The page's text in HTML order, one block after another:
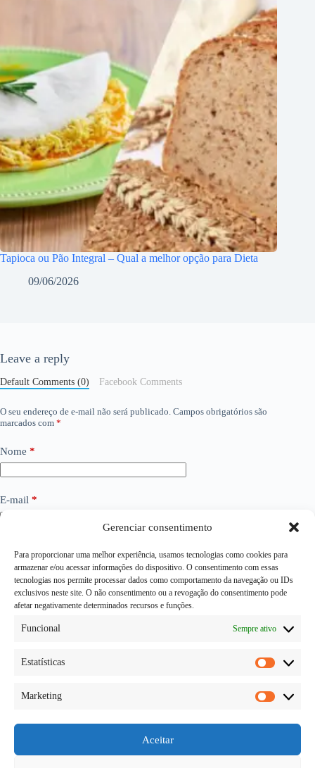
Gerenciar consentimento
Para proporcionar uma melhor experiência, usamos tecnologias como cookies para
armazenar e/ou acessar informações do dispositivo. O consentimento com essas
tecnologias nos permite processar dados como comportamento da navegação ou IDs
exclusivos neste site. O não consentimento ou a revogação do consentimento pode
afetar negativamente determinados recursos e funções.
Funcional Sempre ativo
Estatísticas
Marketing
Aceitar
Tapioca ou Pão Integral – Qual a melhor opção para Dieta
09/06/2026
Leave a reply
Default Comments (0) Facebook Comments
O seu endereço de e-mail não será publicado. Campos obrigatórios são
marcados com *
Nome *
E-mail *
Site
Adicionar comentário*
Publicar comentário